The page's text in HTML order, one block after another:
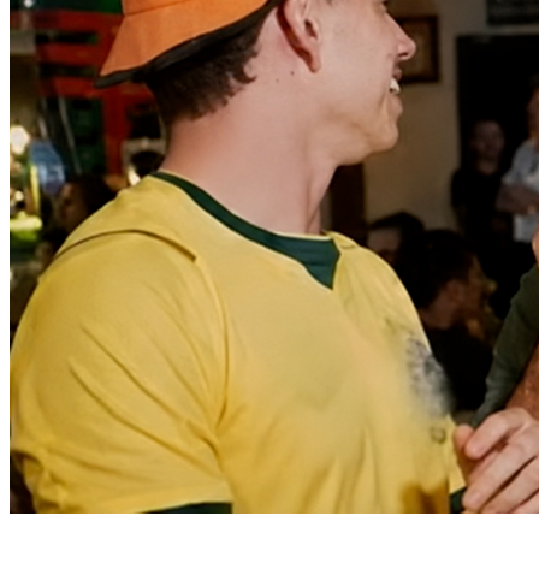
Bahia